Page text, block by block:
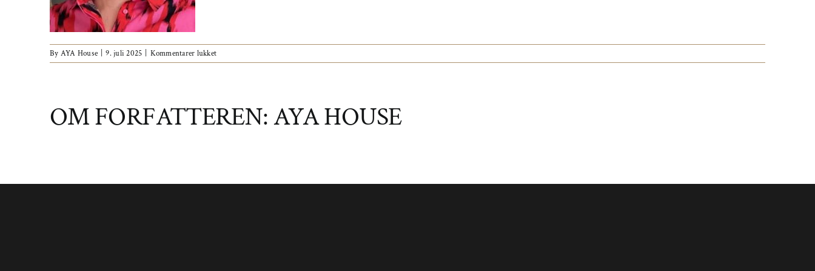
By AYA House 9. juli 2025 Kommentarer lukkettil
Susanne
OM FORFATTEREN:AYA HOUSE